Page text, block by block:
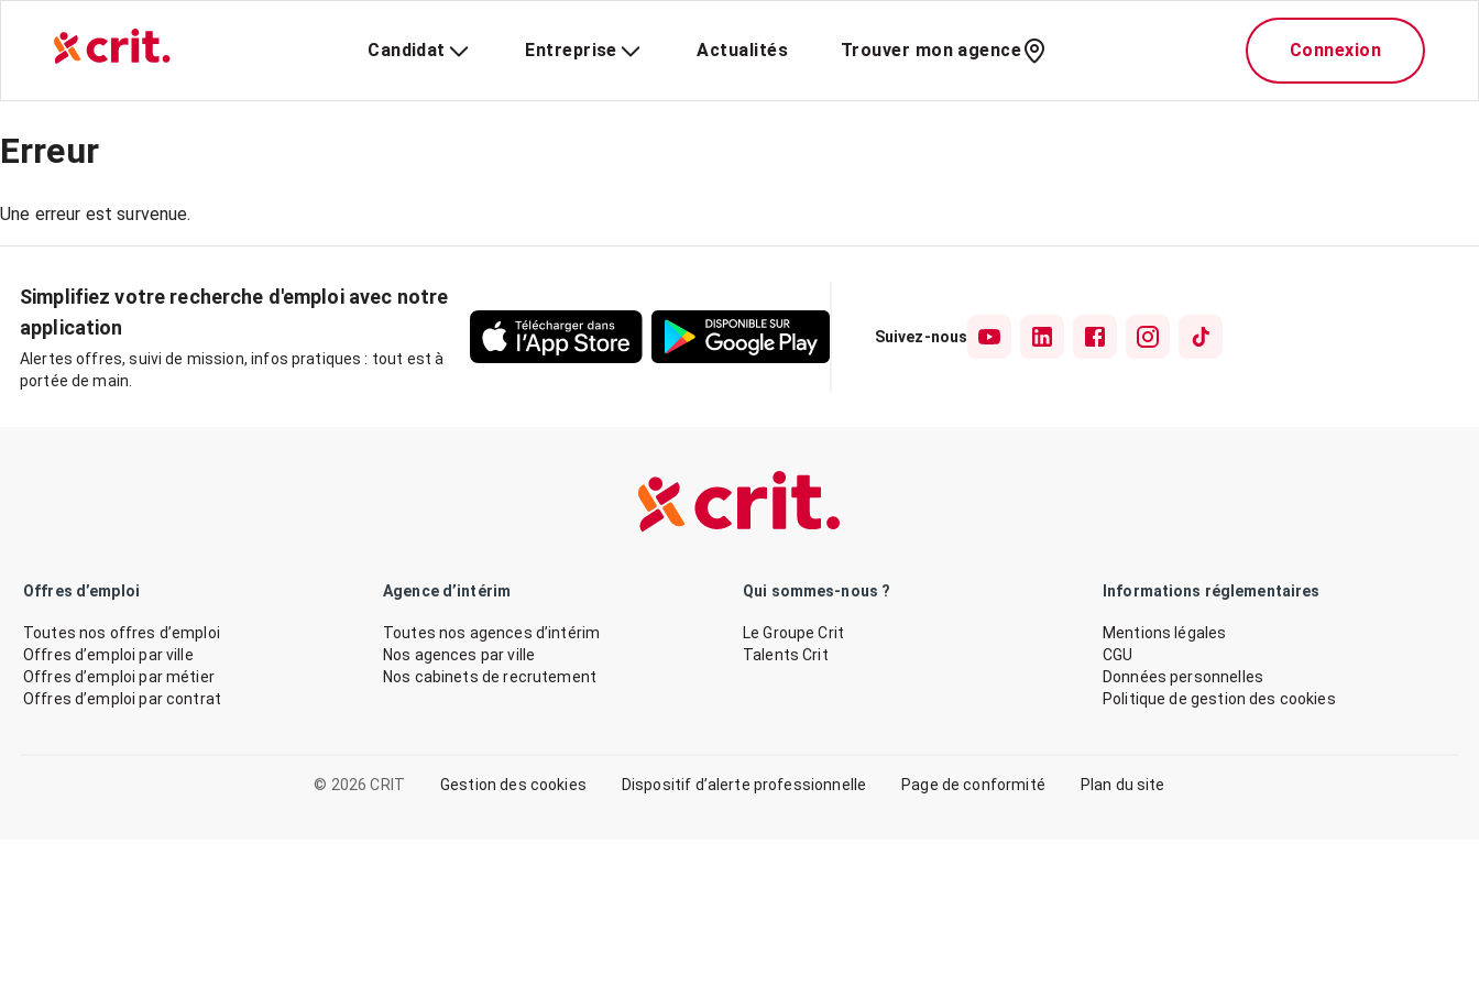
Candidat Entreprise Actualités Trouver mon agence Connexion
Erreur
Une erreur est survenue.
Simplifiez votre recherche d'emploi avec notre
application
Alertes offres, suivi de mission, infos pratiques : tout est à
portée de main.
Suivez-nous
Offres d’emploi
Toutes nos offres d’emploi
Offres d’emploi par ville
Offres d’emploi par métier
Offres d’emploi par contrat
Agence d’intérim
Toutes nos agences d’intérim
Nos agences par ville
Nos cabinets de recrutement
Qui sommes-nous ?
Le Groupe Crit
Talents Crit
Informations réglementaires
Mentions légales
CGU
Données personnelles
Politique de gestion des cookies
© 2026 CRIT Gestion des cookies Dispositif d’alerte professionnelle Page de conformité Plan du site